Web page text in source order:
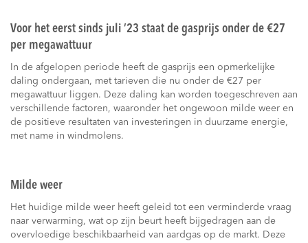
Voor het eerst sinds juli ’23 staat de gasprijs onder de €27
per megawattuur
In de afgelopen periode heeft de gasprijs een opmerkelijke
daling ondergaan, met tarieven die nu onder de €27 per
megawattuur liggen. Deze daling kan worden toegeschreven aan
verschillende factoren, waaronder het ongewoon milde weer en
de positieve resultaten van investeringen in duurzame energie,
met name in windmolens.
Milde weer
Het huidige milde weer heeft geleid tot een verminderde vraag
naar verwarming, wat op zijn beurt heeft bijgedragen aan de
overvloedige beschikbaarheid van aardgas op de markt. Deze